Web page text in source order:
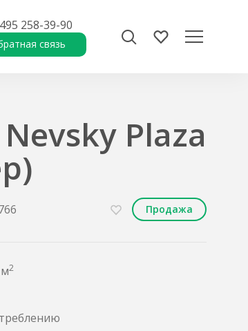
258-39-90
связь
Plaza
Продажа
2